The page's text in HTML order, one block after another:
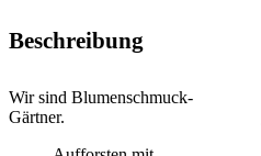
Beschreibung
Wir sind Blumenschmuck-
Gärtner.